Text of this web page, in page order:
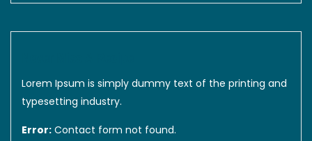
Lorem Ipsum is simply dummy text of the printing and
typesetting industry.
Error: Contact form not found.